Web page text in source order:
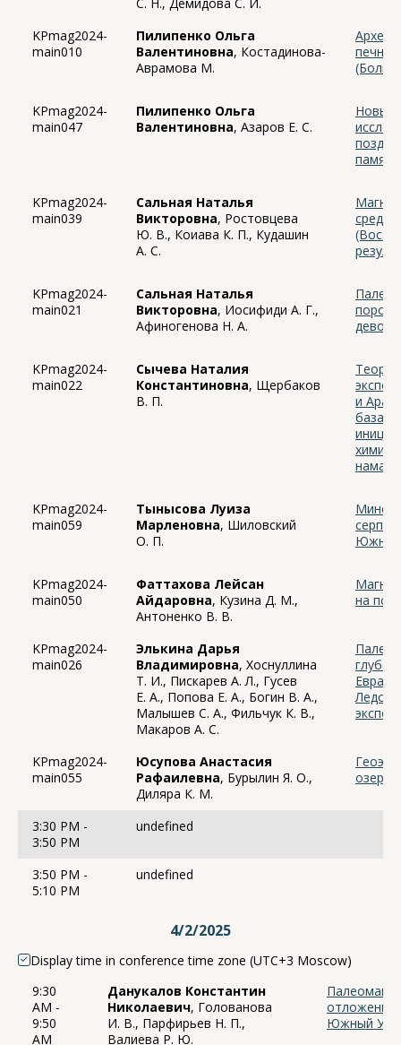
KPmag2024-
main010
Пилипенко Ольга
Валентиновна, Костадинова-
Аврамова М.
KPmag2024-
main047
Пилипенко Ольга
Валентиновна, Азаров Е. С.
Новые
KPmag2024-
main039
Сальная Наталья
Викторовна, Ростовцева
Ю. В., Коиава К. П., Кудашин
А. С.
KPmag2024-
main021
Сальная Наталья
Викторовна, Иосифиди А. Г.,
Афиногенова Н. А.
пород
KPmag2024-
main022
Сычева Наталия
Константиновна, Щербаков
В. П.
и
KPmag2024-
main059
Тынысова Луиза
Марленовна, Шиловский
О. П.
KPmag2024-
main050
Фаттахова Лейсан
Айдаровна, Кузина Д. М.,
Антоненко В. В.
на
KPmag2024-
main026
Элькина Дарья
Владимировна, Хоснуллина
Т. И., Пискарев А. Л., Гусев
Е. А., Попова Е. А., Богин В. А.,
Малышев С. А., Фильчук К. В.,
Макаров А. С.
KPmag2024-
main055
Юсупова Анастасия
Рафаилевна, Бурылин Я. О.,
Диляра К. М.
озера
3:30 PM -
3:50 PM
undefined
3:50 PM -
5:10 PM
undefined
4/2/2025
Display time in conference time zone (UTC+3 Moscow)
9:30
AM -
9:50
AM
Данукалов Константин
Николаевич, Голованова
И. В., Парфирьев Н. П.,
Валиева Р. Ю.
отложений
Южный